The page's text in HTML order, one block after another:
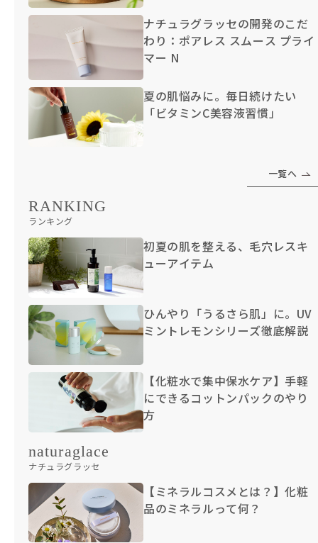
ナチュラグラッセの開発のこだ
わり：ポアレス スムース プライ
マー N
夏の肌悩みに。毎日続けたい
「ビタミンC美容液習慣」
一覧へ
RANKING
ランキング
初夏の肌を整える、毛穴レスキ
ューアイテム
ひんやり「うるさら肌」に。UV
ミントレモンシリーズ徹底解説
【化粧水で集中保水ケア】手軽
にできるコットンパックのやり
方
naturaglace
ナチュラグラッセ
【ミネラルコスメとは？】化粧
品のミネラルって何？